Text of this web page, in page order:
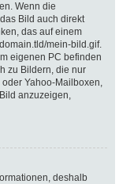
Wenn die
Bild auch direkt
das auf einem
mein-bild.gif.
eigenen PC befinden
zu Bildern, die nur
Yahoo-Mailboxen,
anzuzeigen,
deshalb